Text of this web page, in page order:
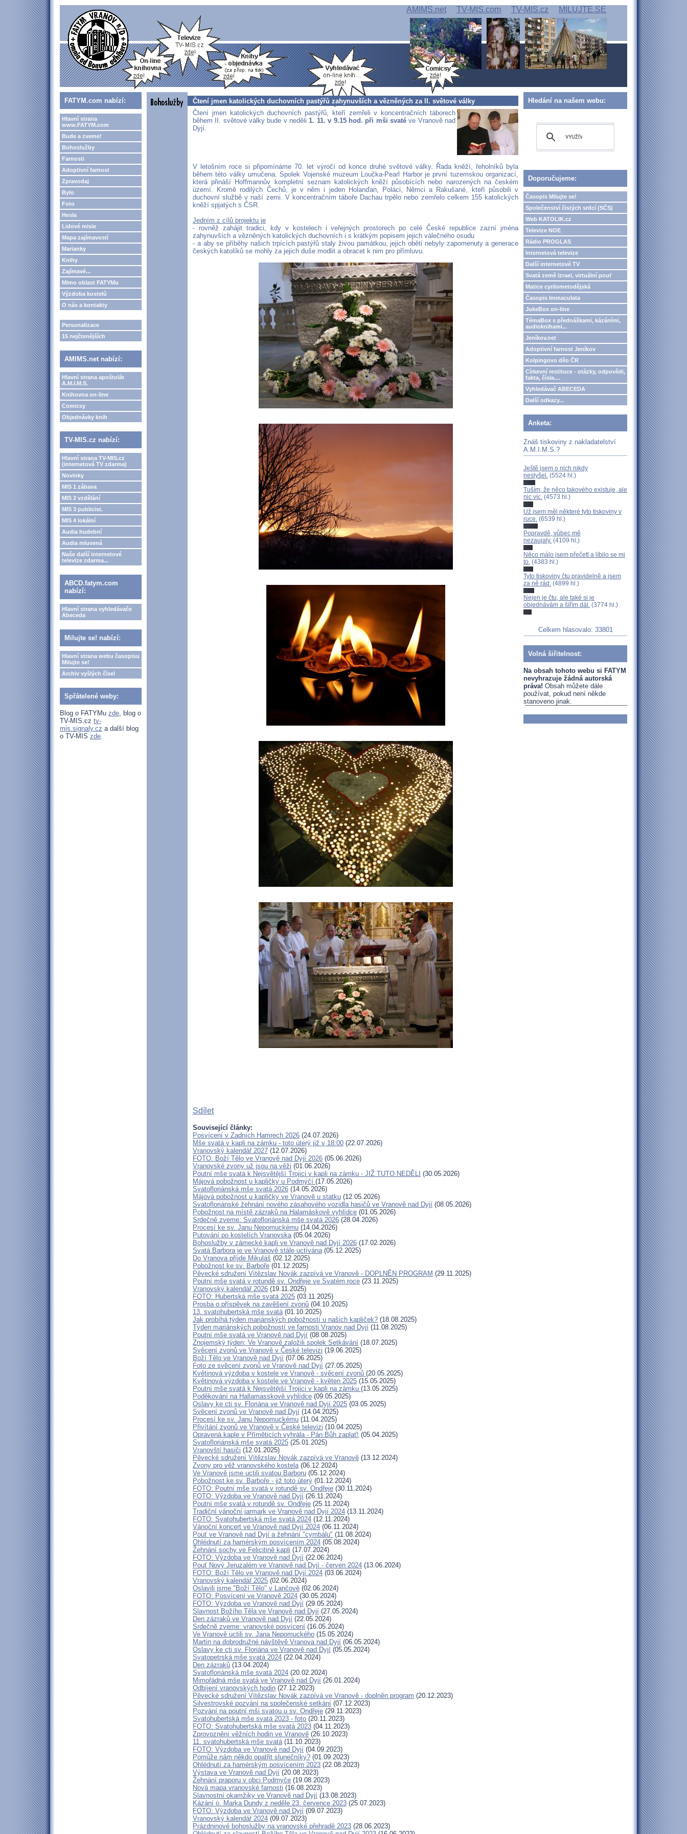
AMIMS.net TV-MIS.com TV-MIS.cz MILUJTE.SE
FATYM.com nabízí:
Hlavní strana
www.FATYM.com
Bude a zveme!
Bohoslužby
Farnosti
Adoptivní farnost
Zpravodaj
Bylo
Foto
Hesla
Lidové misie
Mapa zajímavostí
Marianky
Knihy
Zajímavé...
Mimo oblast FATYMu
Výzdoba kostelů
O nás a kontakty
Personalizace
15 nejčtenějších
AMIMS.net nabízí:
Hlavní strana apoštolát
A.M.I.M.S.
Knihovna on-line
Comicsy
Objednávky knih
TV-MIS.cz nabízí:
Hlavní strana TV-MIS.cz
(internetová TV zdarma)
Novinky
MIS 1 zábava
MIS 2 vzdělání
MIS 3 publicist.
MIS 4 lokální
Audia hudební
Audia mluvená
Naše další internetové
televize zdarma...
ABCD.fatym.com
nabízí:
Hlavní strana vyhledávače
Abeceda
Milujte se! nabízí:
Hlavní strana webu časopisu
Milujte se!
Archiv vyšlých čísel
Spřátelené weby:
Blog o FATYMu zde, blog o
TV-MIS.cz tv-
mis.signaly.cz a další blog
o TV-MIS zde.
Čtení jmen katolických duchovních pastýřů zahynuvších a vězněných za II. světové války
Čtení jmen katolických duchovních pastýřů, kteří zemřeli v koncentračních táborech
během II. světové války bude v neděli1. 11. v 9.15 hod. při mši svatéve Vranově nad
Dyjí.
V letošním roce si připomínáme 70. let výročí od konce druhé světové války. Řada kněží, řeholníků byla
během této války umučena. Spolek Vojenské muzeum Loučka-Pearl Harbor je první tuzemskou organizací,
která přináší Hoffmannův kompletní seznam katolických kněží působících nebo narozených na českém
území. Kromě rodilých Čechů, je v něm i jeden Holanďan, Poláci, Němci a Rakušané, kteří působili v
duchovní službě v naší zemi. V koncentračním táboře Dachau trpělo nebo zemřelo celkem 155 katolických
kněží spjatých s ČSR.
Jedním z cílů projektu je
- rovněž zahájit tradici, kdy v kostelech i veřejných prostorech po celé České republice zazní jména
zahynuvších a vězněných katolických duchovních i s krátkým popisem jejich válečného osudu
- a aby se příběhy našich trpících pastýřů staly živou památkou, jejich oběti nebyly zapomenuty a generace
českých katolíků se mohly za jejich duše modlit a obracet k nim pro přímluvu.
Sdílet
Související články:
Posvícení v Zadních Hamrech 2026 (24.07.2026)
Mše svatá v kapli na zámku - toto úterý již v 18:00 (22.07.2026)
Vranovský kalendář 2027 (12.07.2026)
FOTO: Boží Tělo ve Vranově nad Dyjí 2026 (05.06.2026)
Vranovské zvony už jsou na věži (01.06.2026)
Poutní mše svatá k Nejsvětější Trojici v kapli na zámku - JIŽ TUTO NEDĚLI (30.05.2026)
Májová pobožnost u kapličky u Podmýčí (17.05.2026)
Svatofloriánská mše svatá 2026 (14.05.2026)
Májová pobožnost u kapličky ve Vranově u statku (12.05.2026)
Svatofloriánské žehnání nového zásahového vozidla hasičů ve Vranově nad Dyjí (08.05.2026)
Pobožnost na místě zázraků na Halamáskově vyhlídce (01.05.2026)
Srdečně zveme: Svatofloriánská mše svatá 2026 (28.04.2026)
Procesí ke sv. Janu Nepomuckému (14.04.2026)
Putování po kostelích Vranovska(05.04.2026)
Bohoslužby v zámecké kapli ve Vranově nad Dyjí 2026 (17.02.2026)
Svatá Barbora je ve Vranově stále uctívána(05.12.2025)
Do Vranova příjde Mikuláš (02.12.2025)
Pobožnost ke sv. Barboře (01.12.2025)
Pěvecké sdružení Vítězslav Novák zazpívá ve Vranově - DOPLNĚN PROGRAM (29.11.2025)
Poutní mše svatá v rotundě sv. Ondřeje ve Svatém roce (23.11.2025)
Vranovský kalendář 2026 (19.11.2025)
FOTO: Hubertská mše svatá 2025 (03.11.2025)
Prosba o příspěvek na zavěšení zvonů (04.10.2025)
13. svatohubertská mše svatá(01.10.2025)
Jak probíhá týden mariánských pobožností u našich kapliček? (18.08.2025)
Týden mariánských pobožností ve farnosti Vranov nad Dyjí (11.08.2025)
Poutní mše svatá ve Vranově nad Dyjí (08.08.2025)
Znojemský týden: Ve Vranově založili spolek Setkávání (18.07.2025)
Svěcení zvonů ve Vranově v České televizi (19.06.2025)
Boží Tělo ve Vranově nad Dyjí (07.06.2025)
Foto ze svěcení zvonů ve Vranově nad Dyjí (27.05.2025)
Květinová výzdoba v kostele ve Vranově - svěcení zvonů (20.05.2025)
Květinová výzdoba v kostele ve Vranově - květen 2025 (15.05.2025)
Poutní mše svatá k Nejsvětější Trojici v kapli na zámku (13.05.2025)
Poděkování na Hallamasskově vyhlídce (09.05.2025)
Oslavy ke cti sv. Floriána ve Vranově nad Dyjí 2025 (03.05.2025)
Svěcení zvonů ve Vranově nad Dyjí (14.04.2025)
Procesí ke sv. Janu Nepomuckému (11.04.2025)
Přivítání zvonů ve Vranově v České televizi (10.04.2025)
Opravená kaple v Příměticích vyhrála - Pán Bůh zaplať! (05.04.2025)
Svatofloriánská mše svatá 2025 (25.01.2025)
Vranovští hasiči (12.01.2025)
Pěvecké sdružení Vítězslav Novák zazpívá ve Vranově (13.12.2024)
Zvony pro věž vranovského kostela(06.12.2024)
Ve Vranově jsme uctili svatou Barboru (05.12.2024)
Pobožnost ke sv. Barboře - již toto úterý (01.12.2024)
FOTO: Poutní mše svatá v rotundě sv. Ondřeje (30.11.2024)
FOTO: Výzdoba ve Vranově nad Dyjí (26.11.2024)
Poutní mše svatá v rotundě sv. Ondřeje (25.11.2024)
Tradiční vánoční jarmark ve Vranově nad Dyjí 2024 (13.11.2024)
FOTO: Svatohubertská mše svatá 2024 (12.11.2024)
Vánoční koncert ve Vranově nad Dyjí 2024 (06.11.2024)
Pouť ve Vranově nad Dyjí a žehnání "cymbálu" (11.08.2024)
Ohlédnutí za hamérským posvícením 2024 (05.08.2024)
Žehnání sochy ve Felicitině kapli (17.07.2024)
FOTO: Výzdoba ve Vranově nad Dyjí (22.06.2024)
Pouť Nový Jeruzalém ve Vranově nad Dyjí - červen 2024 (13.06.2024)
FOTO: Boží Tělo ve Vranově nad Dyjí 2024 (03.06.2024)
Vranovský kalendář 2025 (02.06.2024)
Oslavili jsme "Boží Tělo" v Lančově (02.06.2024)
FOTO: Posvícení ve Vranově 2024 (30.05.2024)
FOTO: Výzdoba ve Vranově nad Dyjí (29.05.2024)
Slavnost Božího Těla ve Vranově nad Dyjí (27.05.2024)
Den zázraků ve Vranově nad Dyjí (22.05.2024)
Srdečně zveme: vranovské posvícení (16.05.2024)
Ve Vranově uctili sv. Jana Nepomuckého (15.05.2024)
Martin na dobrodružné návštěvě Vranova nad Dyjí (06.05.2024)
Oslavy ke cti sv. Floriána ve Vranově nad Dyjí (05.05.2024)
Svatopetrská mše svatá 2024 (22.04.2024)
Den zázraků (13.04.2024)
Svatofloriánská mše svatá 2024 (20.02.2024)
Mimořádná mše svatá ve Vranově nad Dyjí (26.01.2024)
Odbíjení vranovských hodin (27.12.2023)
Pěvecké sdružení Vítězslav Novák zazpívá ve Vranově - doplněn program (20.12.2023)
Silvestrovské pozvání na společenské setkání (07.12.2023)
Pozvání na poutní mši svatou u sv. Ondřeje (29.11.2023)
Svatohubertská mše svatá 2023 - foto (20.11.2023)
FOTO: Svatohubertská mše svatá 2023 (04.11.2023)
Zprovoznění věžních hodin ve Vranově (26.10.2023)
11. svatohubertská mše svatá(11.10.2023)
FOTO: Výzdoba ve Vranově nad Dyjí (04.09.2023)
Pomůže nám někdo opatřit slunečníky? (01.09.2023)
Ohlédnutí za hamérským posvícením 2023 (22.08.2023)
Výstava ve Vranově nad Dyjí (20.08.2023)
Žehnání praporu v obci Podmyče (19.08.2023)
Nová mapa vranovské farnosti (16.08.2023)
Slavnostní okamžiky ve Vranově nad Dyjí (13.08.2023)
Kázání o. Marka Dundy z neděle 23. července 2023 (25.07.2023)
FOTO: Výzdoba ve Vranově nad Dyjí (09.07.2023)
Vranovský kalendář 2024 (09.07.2023)
Prázdninové bohoslužby na vranovské přehradě 2023 (28.06.2023)
Hledání na našem webu:
Doporučujeme:
Časopis Milujte se!
Společenství čistých srdcí (SČS)
Web KATOLIK.cz
Televize NOE
Rádio PROGLAS
Internetová televize
Další internetové TV
Svatá země Izrael, virtuální pouť
Matice cyrilometodějská
Časopis Immaculata
JukeBox on-line
TémaBox s přednáškami, kázáními,
audioknihami...
Jeníkov.net
Adoptivní farnost Jeníkov
Kolpingovo dílo ČR
Církevní restituce - otázky, odpovědi,
fakta, čísla....
Vyhledávač ABECEDA
Další odkazy...
Anketa:
Znáš tiskoviny z nakladatelství
A.M.I.M.S.?
Ještě jsem o nich nikdy
neslyšel. (5524 hl.)
Tuším, že něco takového existuje, ale
nic víc. (4573 hl.)
Už jsem měl některé tyto tiskoviny v
ruce. (6539 hl.)
Popravdě, vůbec mě
nezaujaly. (4109 hl.)
Něco málo jsem přečetl a líbilo se mi
to. (4383 hl.)
Tyto tiskoviny čtu pravidelně a jsem
za ně rád. (4899 hl.)
Nejen je čtu, ale také si je
objednávám a šířím dál. (3774 hl.)
Celkem hlasovalo: 33801
Volná šiřitelnost:
Na obsah tohoto webu si FATYM
nevyhrazuje žádná autorská
práva! Obsah můžete dále
používat, pokud není někde
stanoveno jinak.